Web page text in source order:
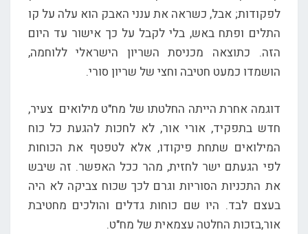
לפקודות; אבל, כשראה את ענני האבק הוא עלה על קו
התלים ופתח באש, בלי לקבל על כך אישור עד היום
הזה. כתוצאה מכניסת השריון הישראלי ללוחמה,
הושמדו כמעט חטיבה וחצי של שריון סורי.
דוגמה אחרת הייתה החלטתו של מח"ט מילואים צעיר,
חדש בתפקיד, אורי אור, לא לחכות להגעת כל כוח
המילואים שתחת פיקודו, אלא לטפטף את הכוחות
לפי הגעתם ישר לחזית, מהר ככל האפשר. זה שיבש
את התכניות הסוריות וגרם לכך שכוח צביקה לא היה
בעצם לבד. היו שם כוחות גדלים והולכים מחטיבת
אור,בזכות החלטה עצמאית של מח"ט.